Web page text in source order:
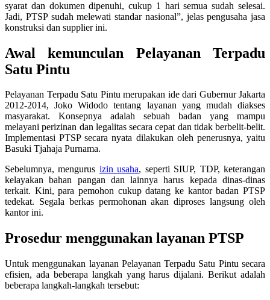
syarat dan dokumen dipenuhi, cukup 1 hari semua sudah selesai.
Jadi, PTSP sudah melewati standar nasional”, jelas pengusaha jasa
konstruksi dan supplier ini.
Awal kemunculan Pelayanan Terpadu
Satu Pintu
Pelayanan Terpadu Satu Pintu merupakan ide dari Gubernur Jakarta
2012-2014, Joko Widodo tentang layanan yang mudah diakses
masyarakat. Konsepnya adalah sebuah badan yang mampu
melayani perizinan dan legalitas secara cepat dan tidak berbelit-belit.
Implementasi PTSP secara nyata dilakukan oleh penerusnya, yaitu
Basuki Tjahaja Purnama.
Sebelumnya, mengurus izin usaha, seperti SIUP, TDP, keterangan
kelayakan bahan pangan dan lainnya harus kepada dinas-dinas
terkait. Kini, para pemohon cukup datang ke kantor badan PTSP
tedekat. Segala berkas permohonan akan diproses langsung oleh
kantor ini.
Prosedur menggunakan layanan PTSP
Untuk menggunakan layanan Pelayanan Terpadu Satu Pintu secara
efisien, ada beberapa langkah yang harus dijalani. Berikut adalah
beberapa langkah-langkah tersebut: